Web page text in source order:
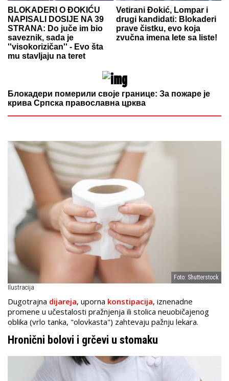
BLOKADERI O ĐOKIĆU
NAPISALI DOSIJE NA 39
STRANA: Do juče im bio
saveznik, sada je
''visokorizičan'' - Evo šta
mu stavljaju na teret
Vetirani Đokić, Lompar i
drugi kandidati: Blokaderi
prave čistku, evo koja
zvučna imena lete sa liste!
Блокадери померили своје границе: За пожаре је
крива Српска православна црква
Foto: Shutterstock
Ilustracija
Dugotrajna dijareja, uporna konstipacija, iznenadne
promene u učestalosti pražnjenja ili stolica neuobičajenog
oblika (vrlo tanka, "olovkasta") zahtevaju pažnju lekara.
Hronični bolovi i grčevi u stomaku